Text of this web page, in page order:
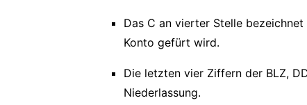
Das C an vierter Stelle
Konto gefürt wird.
Die letzten vier Ziffern der BLZ,
Niederlassung.